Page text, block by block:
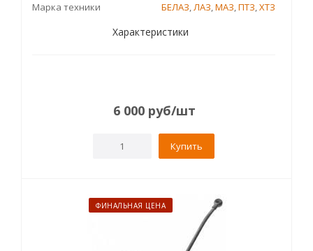
Марка техники
БЕЛАЗ,ЛАЗ,МАЗ,ПТЗ,ХТЗ
Характеристики
6 000руб/шт
Купить
ФИНАЛЬНАЯ ЦЕНА